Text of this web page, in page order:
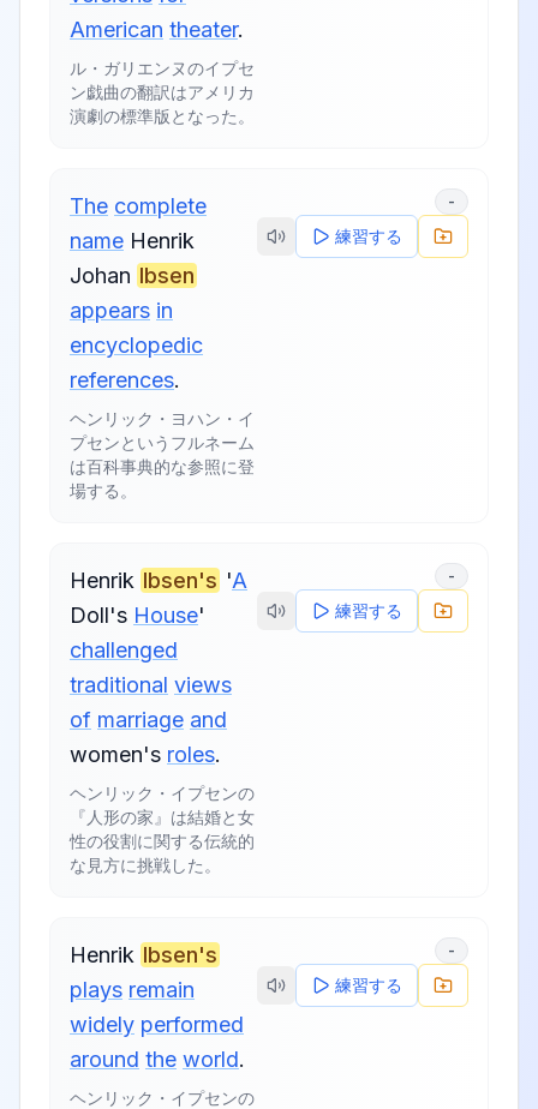
American theater.
ル・ガリエンヌのイプセ
ン戯曲の翻訳はアメリカ
演劇の標準版となった。
The complete
name Henrik
Johan Ibsen
appears in
encyclopedic
references.
ヘンリック・ヨハン・イ
プセンというフルネーム
は百科事典的な参照に登
場する。
-
練習する
Henrik Ibsen's 'A
Doll's House'
challenged
traditional views
of marriage and
women's roles.
ヘンリック・イプセンの
『人形の家』は結婚と女
性の役割に関する伝統的
な見方に挑戦した。
-
練習する
Henrik Ibsen's
plays remain
widely performed
around the world.
ヘンリック・イプセンの
-
練習する